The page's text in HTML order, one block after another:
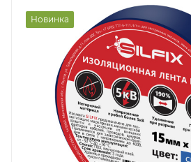
Новинка